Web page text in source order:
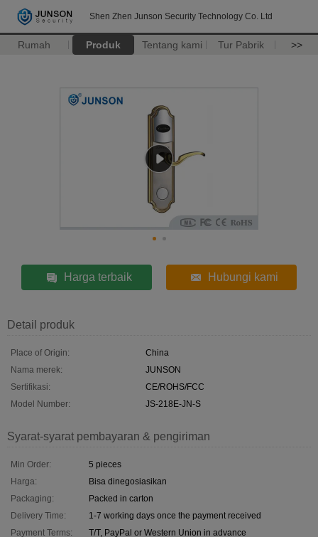
Shen Zhen Junson Security Technology Co. Ltd
Rumah Produk Tentang kami Tur Pabrik >>
Harga terbaik Hubungi kami
Detail produk
Place of Origin:
China
Nama merek:
JUNSON
Sertifikasi:
CE/ROHS/FCC
Model Number:
JS-218E-JN-S
Syarat-syarat pembayaran & pengiriman
Min Order:
5 pieces
Harga:
Bisa dinegosiasikan
Packaging:
Packed in carton
Delivery Time:
1-7 working days once the payment received
Payment Terms:
T/T, PayPal or Western Union in advance